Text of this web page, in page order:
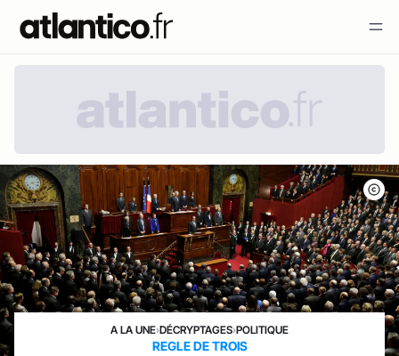
A LA UNE›DÉCRYPTAGES›POLITIQUE
REGLE DE TROIS